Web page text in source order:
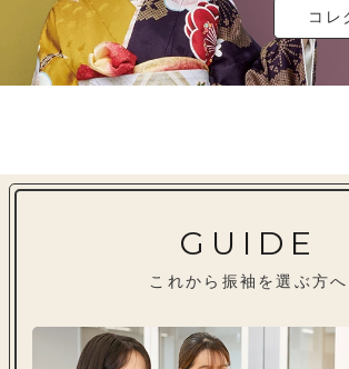
コレ
GUIDE
これから振袖を選ぶ方へ